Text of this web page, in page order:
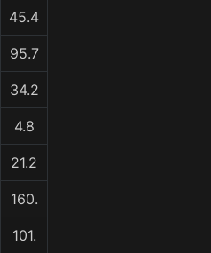
45.4
95.7
34.2
4.8
21.2
160.
101.